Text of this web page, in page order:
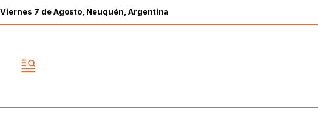
Viernes 7 deAgosto , Neuquén, Argentina